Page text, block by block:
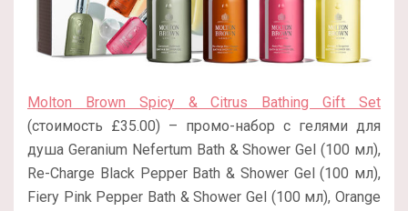
Molton Brown Spicy & Citrus Bathing Gift Set
(стоимость £35.00) – промо-набор с гелями для
душа Geranium Nefertum Bath & Shower Gel (100 мл),
Re-Charge Black Pepper Bath & Shower Gel (100 мл),
Fiery Pink Pepper Bath & Shower Gel (100 мл), Orange